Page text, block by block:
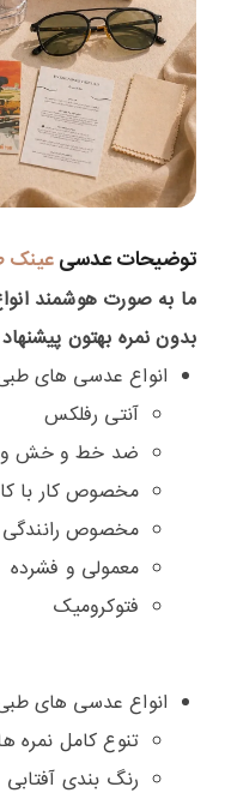
توضیحات عدسی عینک
ما به صورت هوشمند
بدون نمره بهتون
انواع عدسی های
آنتی رفلکس
ضد خط و خش و Easy Clean
مخصوص کار با
مخصوص رانندگی
معمولی و فشرده
فتوکرومیک
انواع عدسی های
تنوع کامل
رنگ بندی آفتابی